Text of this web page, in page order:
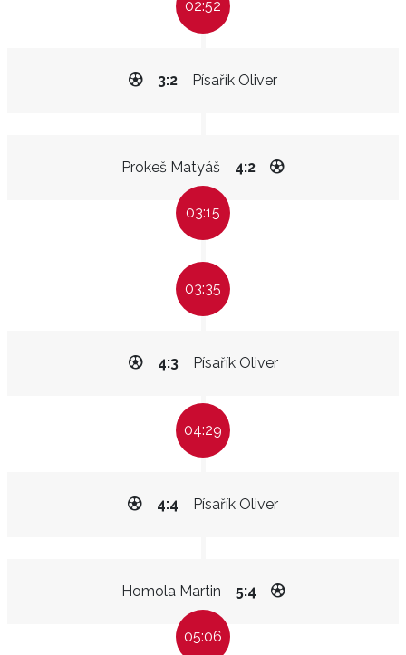
02:52
Písařík Oliver
3:2
Prokeš Matyáš 4:2
03:15
03:35
Písařík Oliver
4:3
04:29
Písařík Oliver
4:4
Homola Martin 5:4
05:06